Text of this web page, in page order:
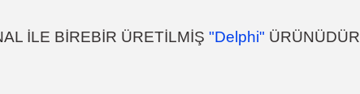
İLE BİREBİR ÜRETİLMİŞ "Delphi" ÜRÜNÜDÜR